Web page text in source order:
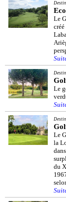
Le
Le
Le
la
du